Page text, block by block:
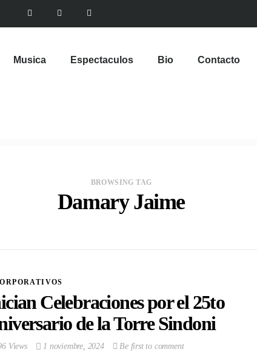
Musica Espectaculos Bio Contacto
BROWSING TAG
Damary Jaime
Celebraciones por el 25to
de la Torre Sindoni
Views 1 noviembre, 2024 Be first to comment
In ESPECTACULOS
Hispanoamericana